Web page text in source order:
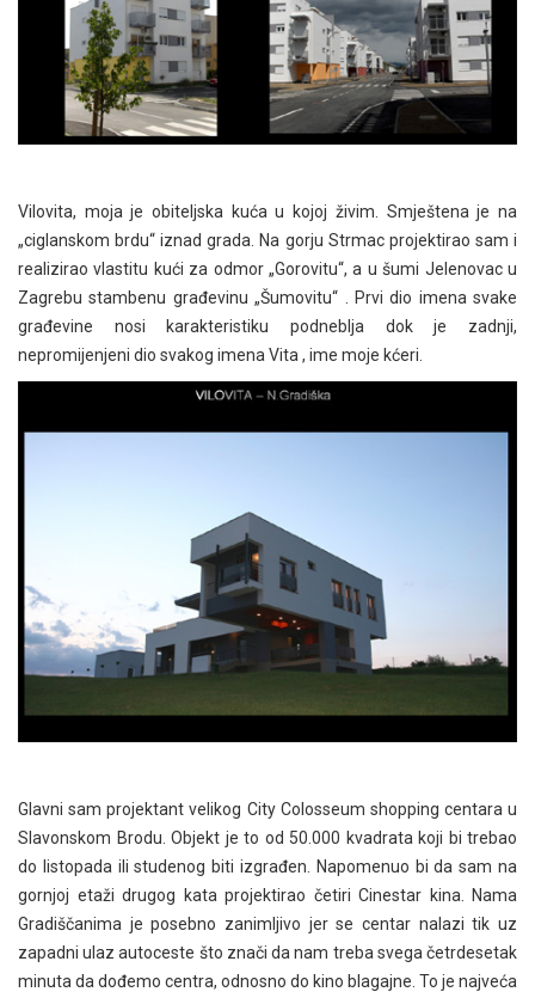
Vilovita, moja je obiteljska kuća u kojoj živim. Smještena je na
„ciglanskom brdu“ iznad grada. Na gorju Strmac projektirao sam i
realizirao vlastitu kući za odmor „Gorovitu“, a u šumi Jelenovac u
Zagrebu stambenu građevinu „Šumovitu“ . Prvi dio imena svake
građevine nosi karakteristiku podneblja dok je zadnji,
nepromijenjeni dio svakog imena Vita , ime moje kćeri.
Glavni sam projektant velikog City Colosseum shopping centara u
Slavonskom Brodu. Objekt je to od 50.000 kvadrata koji bi trebao
do listopada ili studenog biti izgrađen. Napomenuo bi da sam na
gornjoj etaži drugog kata projektirao četiri Cinestar kina. Nama
Gradiščanima je posebno zanimljivo jer se centar nalazi tik uz
zapadni ulaz autoceste što znači da nam treba svega četrdesetak
minuta da dođemo centra, odnosno do kino blagajne. To je najveća